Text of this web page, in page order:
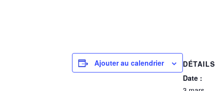
Ajouter au calendrier
DÉTAILS
Date :